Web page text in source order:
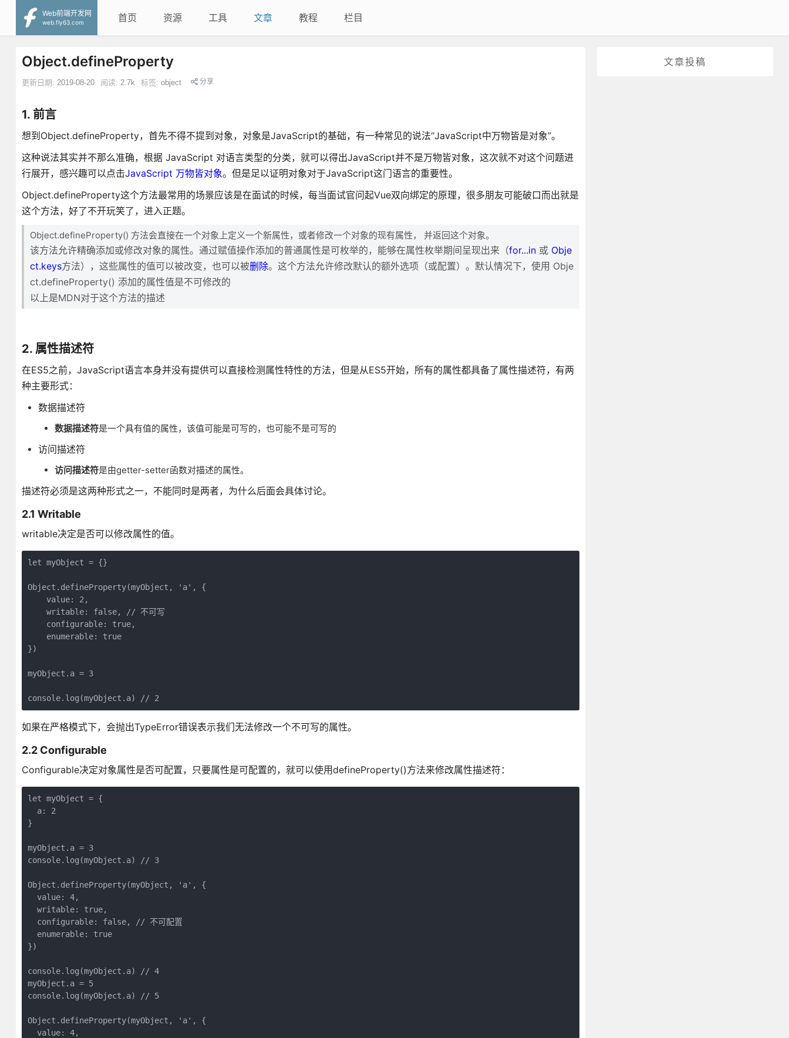
Web前端开发网
web.fly63.com
首页 资源 工具 文章 教程 栏目
文章投稿
Object.defineProperty
更新日期: 2019-08-20 阅读: 2.7k 标签: object 分享
1. 前言
想到Object.defineProperty，首先不得不提到对象，对象是JavaScript的基础，有一种常见的说法“JavaScript中万物皆是对象”。
这种说法其实并不那么准确，根据 JavaScript 对语言类型的分类，就可以得出JavaScript并不是万物皆对象，这次就不对这个问题进
行展开，感兴趣可以点击JavaScript 万物皆对象。但是足以证明对象对于JavaScript这门语言的重要性。
Object.defineProperty这个方法最常用的场景应该是在面试的时候，每当面试官问起Vue双向绑定的原理，很多朋友可能破口而出就是
这个方法，好了不开玩笑了，进入正题。
Object.defineProperty() 方法会直接在一个对象上定义一个新属性，或者修改一个对象的现有属性， 并返回这个对象。
该方法允许精确添加或修改对象的属性。通过赋值操作添加的普通属性是可枚举的，能够在属性枚举期间呈现出来（for...in或 Obje
ct.keys方法），这些属性的值可以被改变，也可以被删除。这个方法允许修改默认的额外选项（或配置）。默认情况下，使用 Obje
ct.defineProperty() 添加的属性值是不可修改的
以上是MDN对于这个方法的描述
2. 属性描述符
在ES5之前，JavaScript语言本身并没有提供可以直接检测属性特性的方法，但是从ES5开始，所有的属性都具备了属性描述符，有两
种主要形式：
数据描述符
数据描述符是一个具有值的属性，该值可能是可写的，也可能不是可写的
访问描述符
访问描述符是由getter-setter函数对描述的属性。
描述符必须是这两种形式之一，不能同时是两者，为什么后面会具体讨论。
2.1 Writable
writable决定是否可以修改属性的值。
let myObject = {}
Object.defineProperty(myObject, 'a', {
    value: 2,
    writable: false, // 不可写
    configurable: true,
    enumerable: true
})
myObject.a = 3
console.log(myObject.a) // 2
如果在严格模式下，会抛出TypeError错误表示我们无法修改一个不可写的属性。
2.2 Configurable
Configurable决定对象属性是否可配置，只要属性是可配置的，就可以使用defineProperty()方法来修改属性描述符：
let myObject = {
  a: 2
}
myObject.a = 3
console.log(myObject.a) // 3
Object.defineProperty(myObject, 'a', {
  value: 4,
  writable: true,
  configurable: false, // 不可配置
  enumerable: true
})
console.log(myObject.a) // 4
myObject.a = 5
console.log(myObject.a) // 5
Object.defineProperty(myObject, 'a', {
  value: 4,